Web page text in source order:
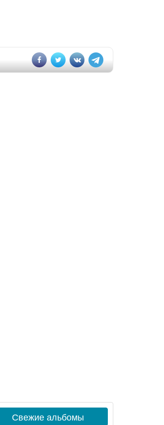
Свежие альбомы